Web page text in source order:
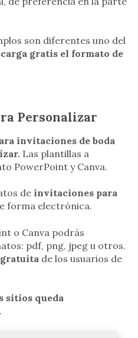
son diferentes uno del
gratis el formato de
Personalizar
invitaciones de boda
Las plantillas a
PowerPoint y Canva.
de invitaciones para
forma electrónica.
o Canva podrás
pdf, png, jpeg u otros.
gratuita de los usuarios de
sitios queda